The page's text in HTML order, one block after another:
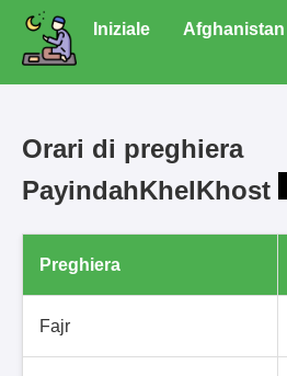
Iniziale Afghanistan
Orari di preghiera
PayindahKhelKhost
Preghiera
Fajr